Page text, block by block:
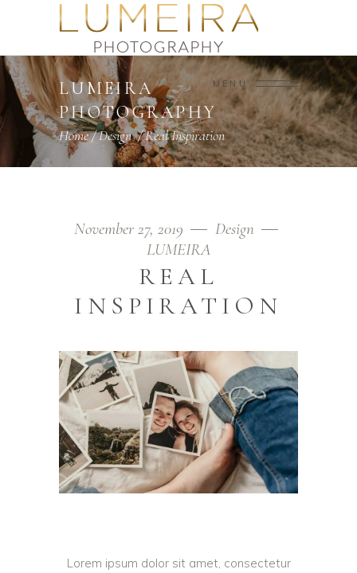
MENU
LUMEIRA
PHOTOGRAPHY
Home/Design/Real Inspiration
November 27, 2019
Design
LUMEIRA
REAL
INSPIRATION
Lorem ipsum dolor sit amet, consectetur